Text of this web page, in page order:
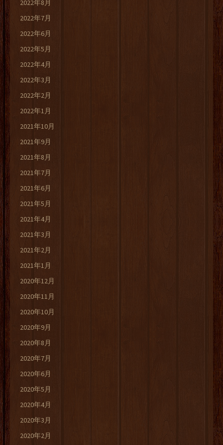
2022年8月
2022年7月
2022年6月
2022年5月
2022年4月
2022年3月
2022年2月
2022年1月
2021年10月
2021年9月
2021年8月
2021年7月
2021年6月
2021年5月
2021年4月
2021年3月
2021年2月
2021年1月
2020年12月
2020年11月
2020年10月
2020年9月
2020年8月
2020年7月
2020年6月
2020年5月
2020年4月
2020年3月
2020年2月